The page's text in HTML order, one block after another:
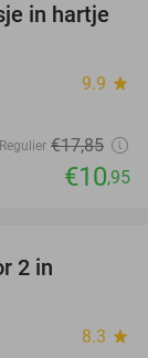
in hartje
9.9 star
Regulier €17,85
€10,95
2 in
8.3 star